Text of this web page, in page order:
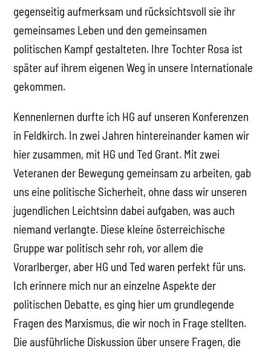
gegenseitig aufmerksam und rücksichtsvoll sie ihr
gemeinsames Leben und den gemeinsamen
politischen Kampf gestalteten. Ihre Tochter Rosa ist
später auf ihrem eigenen Weg in unsere Internationale
gekommen.
Kennenlernen durfte ich HG auf unseren Konferenzen
in Feldkirch. In zwei Jahren hintereinander kamen wir
hier zusammen, mit HG und Ted Grant. Mit zwei
Veteranen der Bewegung gemeinsam zu arbeiten, gab
uns eine politische Sicherheit, ohne dass wir unseren
jugendlichen Leichtsinn dabei aufgaben, was auch
niemand verlangte. Diese kleine österreichische
Gruppe war politisch sehr roh, vor allem die
Vorarlberger, aber HG und Ted waren perfekt für uns.
Ich erinnere mich nur an einzelne Aspekte der
politischen Debatte, es ging hier um grundlegende
Fragen des Marxismus, die wir noch in Frage stellten.
Die ausführliche Diskussion über unsere Fragen, die